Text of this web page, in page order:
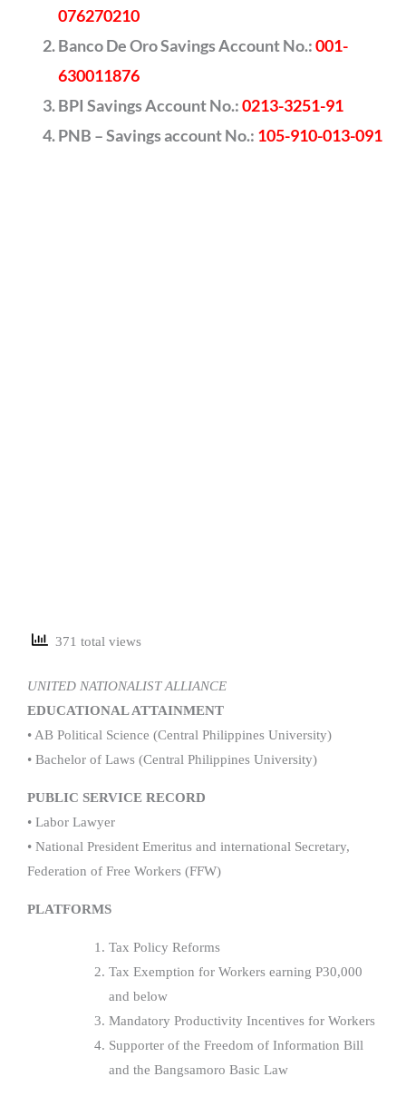
076270210
Banco De Oro Savings Account No.:001-
630011876
BPI Savings Account No.:0213-3251-91
PNB – Savings account No.: 105-910-013-091
371 total views
UNITED NATIONALIST ALLIANCE
EDUCATIONAL ATTAINMENT
• AB Political Science (Central Philippines University)
• Bachelor of Laws (Central Philippines University)
PUBLIC SERVICE RECORD
• Labor Lawyer
• National President Emeritus and international Secretary,
Federation of Free Workers (FFW)
PLATFORMS
Tax Policy Reforms
Tax Exemption for Workers earning P30,000
and below
Mandatory Productivity Incentives for Workers
Supporter of the Freedom of Information Bill
and the Bangsamoro Basic Law